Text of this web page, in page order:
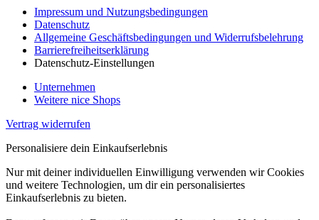
Impressum und Nutzungsbedingungen
Datenschutz
Allgemeine Geschäftsbedingungen und Widerrufsbelehrung
Barrierefreiheitserklärung
Datenschutz-Einstellungen
Unternehmen
Weitere nice Shops
Vertrag widerrufen
Personalisiere dein Einkaufserlebnis
Nur mit deiner individuellen Einwilligung verwenden wir Cookies
und weitere Technologien, um dir ein personalisiertes
Einkaufserlebnis zu bieten.